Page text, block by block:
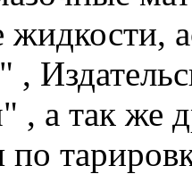
жидкости,
,
а так же